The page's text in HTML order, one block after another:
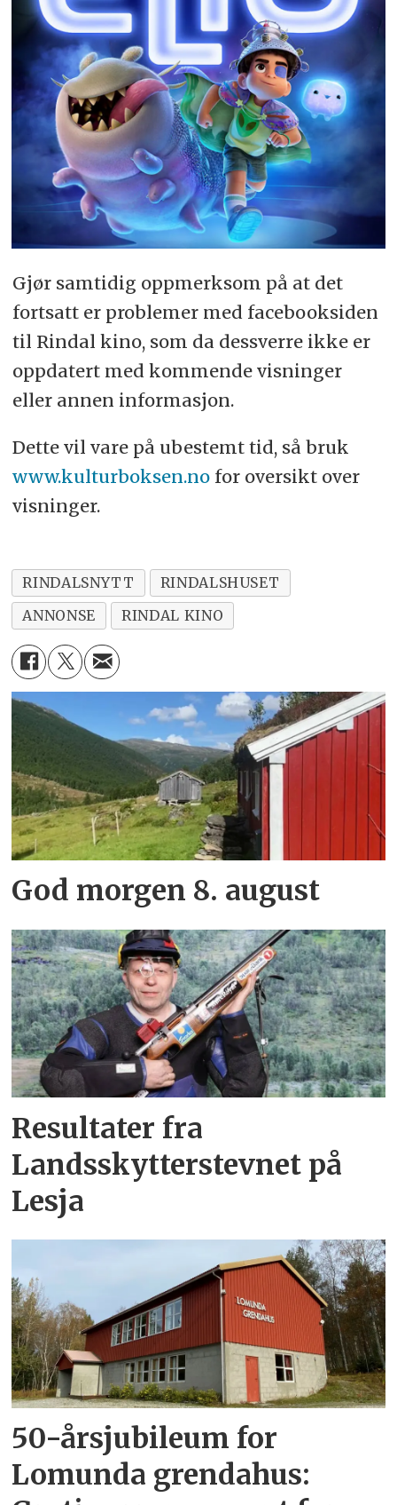
Gjør samtidig oppmerksom på at det
fortsatt er problemer med facebooksiden
til Rindal kino, som da dessverre ikke er
oppdatert med kommende visninger
eller annen informasjon.
Dette vil vare på ubestemt tid, så bruk
www.kulturboksen.nofor oversikt over
visninger.
RINDALSNYTT
RINDALSHUSET
ANNONSE
RINDAL KINO
God morgen 8. august
Resultater fra
Landsskytterstevnet på
Lesja
50-årsjubileum for
Lomunda grendahus: